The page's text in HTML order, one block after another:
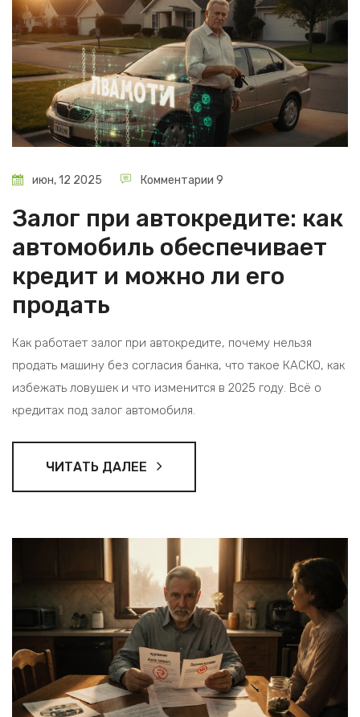
июн, 12 2025 Комментарии 9
Залог при автокредите: как
автомобиль обеспечивает
кредит и можно ли его
продать
Как работает залог при автокредите, почему нельзя
продать машину без согласия банка, что такое КАСКО, как
избежать ловушек и что изменится в 2025 году. Всё о
кредитах под залог автомобиля.
ЧИТАТЬ ДАЛЕЕ